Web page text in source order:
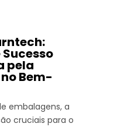
pela
Bem-
embalagens, a
cruciais para o